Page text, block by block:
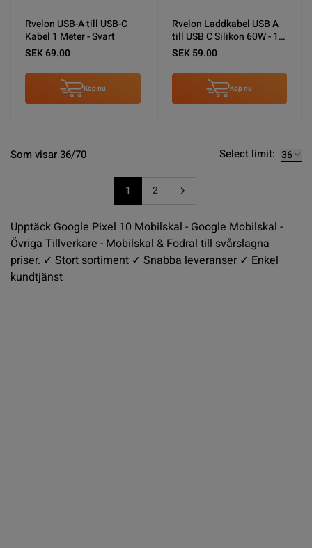
Rvelon USB-A till USB-C
Kabel 1 Meter - Svart
SEK 69.00
Köp nu
Rvelon Laddkabel USB A
till USB C Silikon 60W - 1M
Vit
SEK 59.00
Köp nu
Som visar 36/70
You're currently reading page
1 Sida
2
Select limit:
Upptäck Google Pixel 10 Mobilskal - Google Mobilskal -
Övriga Tillverkare - Mobilskal & Fodral till svårslagna
priser. ✓ Stort sortiment ✓ Snabba leveranser ✓ Enkel
kundtjänst